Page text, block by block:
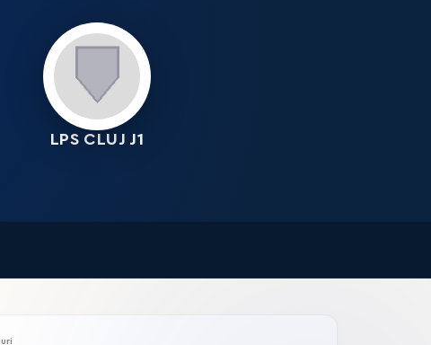
LPS CLUJ J1